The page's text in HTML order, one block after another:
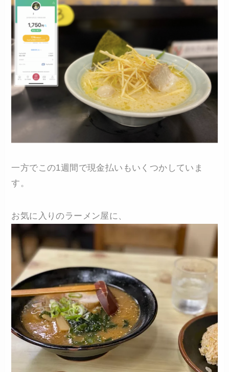
一方でこの1週間で現金払いもいくつかしていま
す。
お気に入りのラーメン屋に、